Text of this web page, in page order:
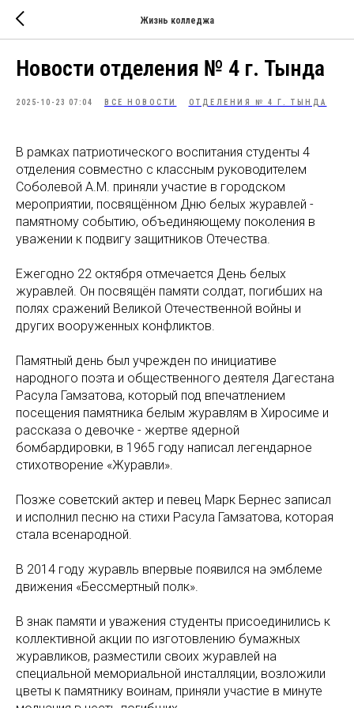
Жизнь колледжа
Новости отделения № 4 г. Тында
2025-10-23 07:04 ВСЕ НОВОСТИ ОТДЕЛЕНИЯ № 4 Г. ТЫНДА
В рамках патриотического воспитания студенты 4
отделения совместно с классным руководителем
Соболевой А.М. приняли участие в городском
мероприятии, посвящённом Дню белых журавлей -
памятному событию, объединяющему поколения в
уважении к подвигу защитников Отечества.
Ежегодно 22 октября отмечается День белых
журавлей. Он посвящён памяти солдат, погибших на
полях сражений Великой Отечественной войны и
других вооруженных конфликтов.
Памятный день был учрежден по инициативе
народного поэта и общественного деятеля Дагестана
Расула Гамзатова, который под впечатлением
посещения памятника белым журавлям в Хиросиме и
рассказа о девочке - жертве ядерной
бомбардировки, в 1965 году написал легендарное
стихотворение «Журавли».
Позже советский актер и певец Марк Бернес записал
и исполнил песню на стихи Расула Гамзатова, которая
стала всенародной.
В 2014 году журавль впервые появился на эмблеме
движения «Бессмертный полк».
В знак памяти и уважения студенты присоединились к
коллективной акции по изготовлению бумажных
журавликов, разместили своих журавлей на
специальной мемориальной инсталляции, возложили
цветы к памятнику воинам, приняли участие в минуте